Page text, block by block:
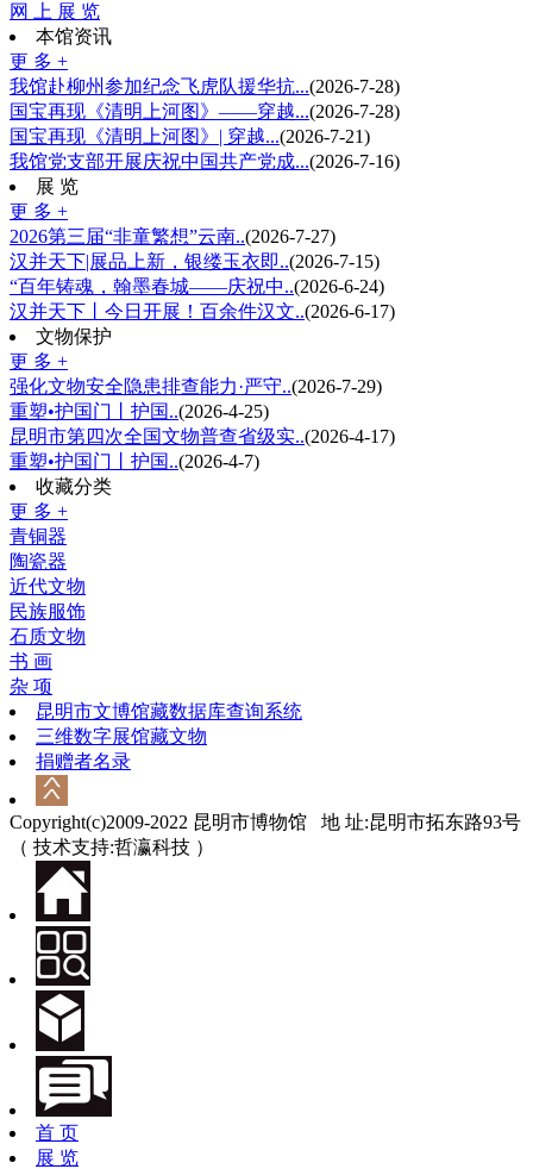
网 上 展 览
本馆资讯
更 多 +
我馆赴柳州参加纪念飞虎队援华抗...(2026-7-28)
国宝再现《清明上河图》——穿越...(2026-7-28)
国宝再现《清明上河图》| 穿越...(2026-7-21)
我馆党支部开展庆祝中国共产党成...(2026-7-16)
展 览
更 多 +
2026第三届“非童繁想”云南..(2026-7-27)
汉并天下|展品上新，银缕玉衣即..(2026-7-15)
“百年铸魂，翰墨春城——庆祝中..(2026-6-24)
汉并天下丨今日开展！百余件汉文..(2026-6-17)
文物保护
更 多 +
强化文物安全隐患排查能力·严守..(2026-7-29)
重塑•护国门丨护国..(2026-4-25)
昆明市第四次全国文物普查省级实..(2026-4-17)
重塑•护国门丨护国..(2026-4-7)
收藏分类
更 多 +
青铜器
陶瓷器
近代文物
民族服饰
石质文物
书 画
杂 项
昆明市文博馆藏数据库查询系统
三维数字展馆藏文物
捐赠者名录
Copyright(c)2009-2022 昆明市博物馆 地 址:昆明市拓东路93号
（ 技术支持:哲瀛科技 ）
首 页
展 览